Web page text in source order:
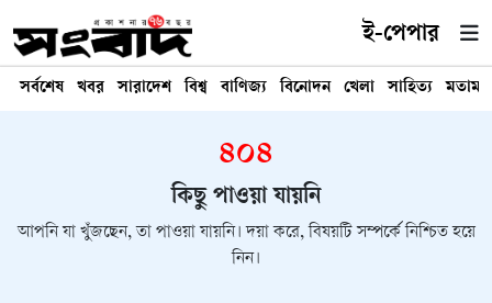
ই-পেপার
সর্বশেষ খবর সারাদেশ বিশ্ব বাণিজ্য বিনোদন খেলা সাহিত্য মতামত
৪০৪
কিছু পাওয়া যায়নি
আপনি যা খুঁজছেন, তা পাওয়া যায়নি। দয়া করে, বিষয়টি সম্পর্কে নিশ্চিত হয়ে
নিন।